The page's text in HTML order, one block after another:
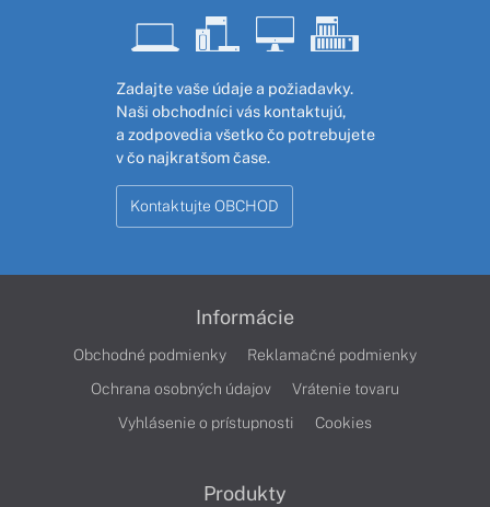
Zadajte vaše údaje a požiadavky.
Naši obchodníci vás kontaktujú,
a zodpovedia všetko čo potrebujete
v čo najkratšom čase.
Kontaktujte OBCHOD
Informácie
Obchodné podmienky
Reklamačné podmienky
Ochrana osobných údajov
Vrátenie tovaru
Vyhlásenie o prístupnosti
Cookies
Produkty